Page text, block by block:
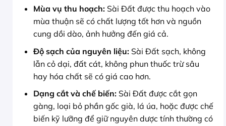
Mùa vụ thu hoạch:Sài Đất được thu hoạch vào
mùa thuận sẽ có chất lượng tốt hơn và nguồn
cung dồi dào, ảnh hưởng đến giá cả.
Độ sạch của nguyên liệu:Sài Đất sạch, không
lẫn cỏ dại, đất cát, không phun thuốc trừ sâu
hay hóa chất sẽ có giá cao hơn.
Dạng cắt và chế biến:Sài Đất được cắt gọn
gàng, loại bỏ phần gốc già, lá úa, hoặc được chế
biến kỹ lưỡng để giữ nguyên dược tính thường có